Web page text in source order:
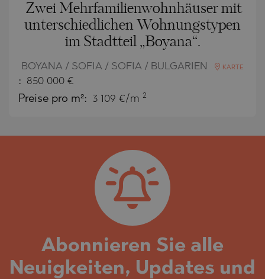
Zwei Mehrfamilienwohnhäuser mit
unterschiedlichen Wohnungstypen
im Stadtteil „Boyana“.
BOYANA / SOFIA / SOFIA / BULGARIEN KARTE
: 850 000 €
Preise pro m²: 3 109 €/m 2
Abonnieren Sie alle
Neuigkeiten, Updates und